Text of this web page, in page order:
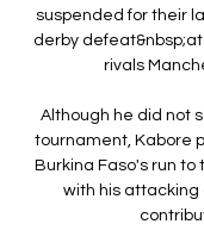
suspended for their
derby
rivals
Although he did not
tournament, Kabore
Burkina Faso's run
with his attacking